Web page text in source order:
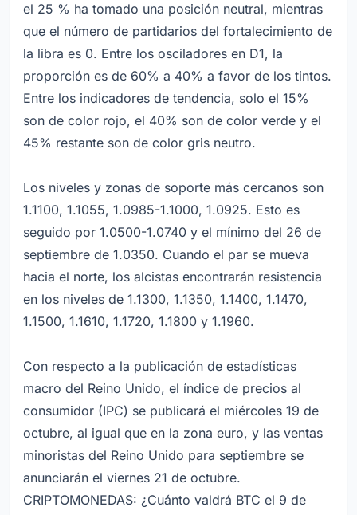
el 25 % ha tomado una posición neutral, mientras
que el número de partidarios del fortalecimiento de
la libra es 0. Entre los osciladores en D1, la
proporción es de 60% a 40% a favor de los tintos.
Entre los indicadores de tendencia, solo el 15%
son de color rojo, el 40% son de color verde y el
45% restante son de color gris neutro.
Los niveles y zonas de soporte más cercanos son
1.1100, 1.1055, 1.0985-1.1000, 1.0925. Esto es
seguido por 1.0500-1.0740 y el mínimo del 26 de
septiembre de 1.0350. Cuando el par se mueva
hacia el norte, los alcistas encontrarán resistencia
en los niveles de 1.1300, 1.1350, 1.1400, 1.1470,
1.1500, 1.1610, 1.1720, 1.1800 y 1.1960.
Con respecto a la publicación de estadísticas
macro del Reino Unido, el índice de precios al
consumidor (IPC) se publicará el miércoles 19 de
octubre, al igual que en la zona euro, y las ventas
minoristas del Reino Unido para septiembre se
anunciarán el viernes 21 de octubre.
CRIPTOMONEDAS: ¿Cuánto valdrá BTC el 9 de